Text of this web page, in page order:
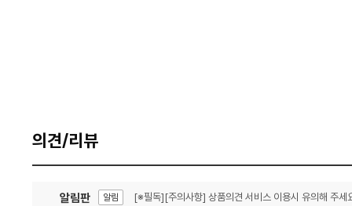
의견/리뷰
알림판 알림 [※필독][주의사항] 상품의견 서비스 이용시 유의해 주세